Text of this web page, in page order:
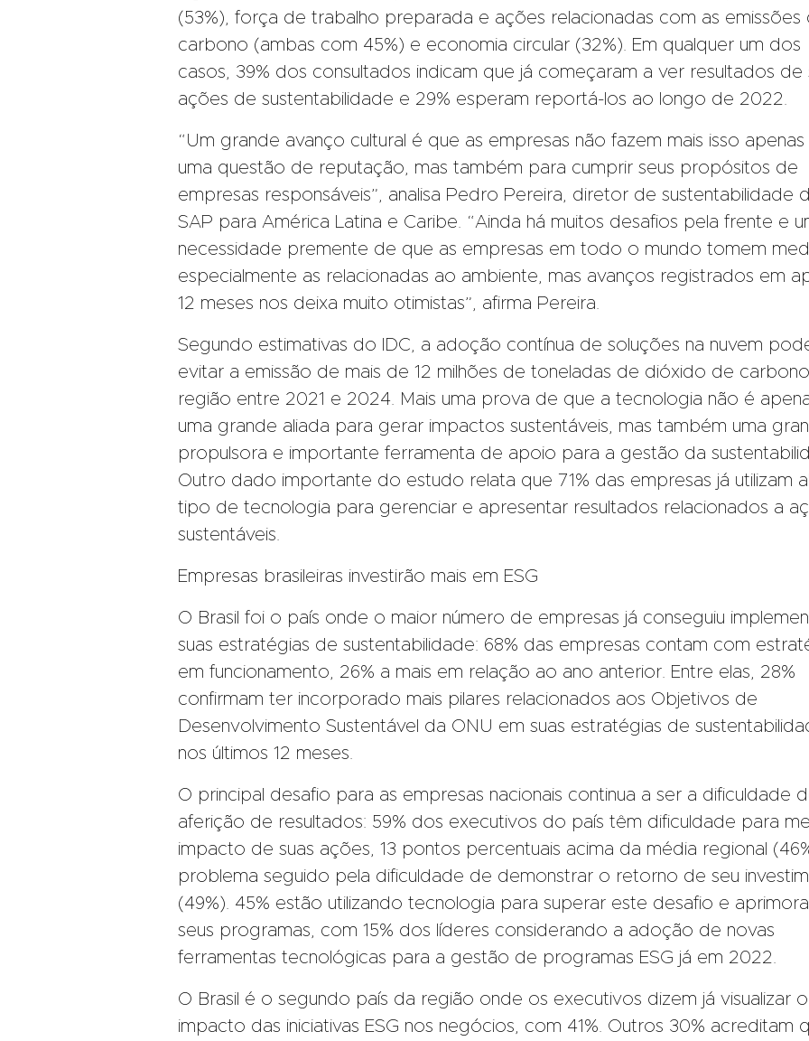
(53%), força de trabalho preparada e ações relacionadas com as emissões
carbono (ambas com 45%) e economia circular (32%). Em qualquer um dos
casos, 39% dos consultados indicam que já começaram a ver resultados de
ações de sustentabilidade e 29% esperam reportá-los ao longo de 2022.
“Um grande avanço cultural é que as empresas não fazem mais isso
uma questão de reputação, mas também para cumprir seus propósitos de
empresas responsáveis”, analisa Pedro Pereira, diretor de sustentabilidade
SAP para América Latina e Caribe. “Ainda há muitos desafios pela frente e
necessidade premente de que as empresas em todo o mundo tomem
especialmente as relacionadas ao ambiente, mas avanços registrados em
12 meses nos deixa muito otimistas”, afirma Pereira.
Segundo estimativas do IDC, a adoção contínua de soluções na nuvem
evitar a emissão de mais de 12 milhões de toneladas de dióxido de
região entre 2021 e 2024. Mais uma prova de que a tecnologia não é
uma grande aliada para gerar impactos sustentáveis, mas também uma
propulsora e importante ferramenta de apoio para a gestão da
Outro dado importante do estudo relata que 71% das empresas já utilizam
tipo de tecnologia para gerenciar e apresentar resultados relacionados a
sustentáveis.
Empresas brasileiras investirão mais em ESG
O Brasil foi o país onde o maior número de empresas já conseguiu
suas estratégias de sustentabilidade: 68% das empresas contam com
em funcionamento, 26% a mais em relação ao ano anterior. Entre elas, 28%
confirmam ter incorporado mais pilares relacionados aos Objetivos de
Desenvolvimento Sustentável da ONU em suas estratégias de
nos últimos 12 meses.
O principal desafio para as empresas nacionais continua a ser a dificuldade
aferição de resultados: 59% dos executivos do país têm dificuldade para
impacto de suas ações, 13 pontos percentuais acima da média regional
problema seguido pela dificuldade de demonstrar o retorno de seu
(49%). 45% estão utilizando tecnologia para superar este desafio e
seus programas, com 15% dos líderes considerando a adoção de novas
ferramentas tecnológicas para a gestão de programas ESG já em 2022.
O Brasil é o segundo país da região onde os executivos dizem já visualizar o
impacto das iniciativas ESG nos negócios, com 41%. Outros 30% acreditam